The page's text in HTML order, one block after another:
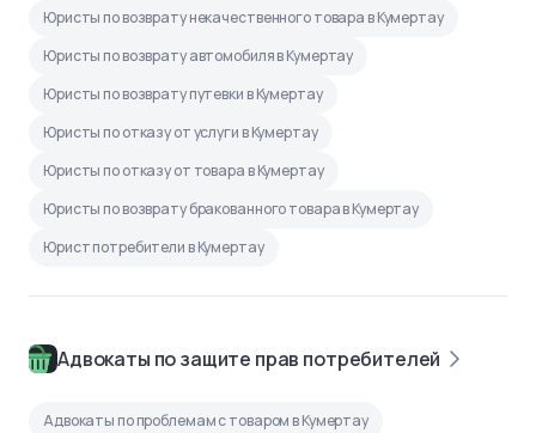
Юристы по возврату некачественного товара в Кумертау
Юристы по возврату автомобиля в Кумертау
Юристы по возврату путевки в Кумертау
Юристы по отказу от услуги в Кумертау
Юристы по отказу от товара в Кумертау
Юристы по возврату бракованного товара в Кумертау
Юрист потребители в Кумертау
Адвокаты по защите прав потребителей
Адвокаты по проблемам с товаром в Кумертау